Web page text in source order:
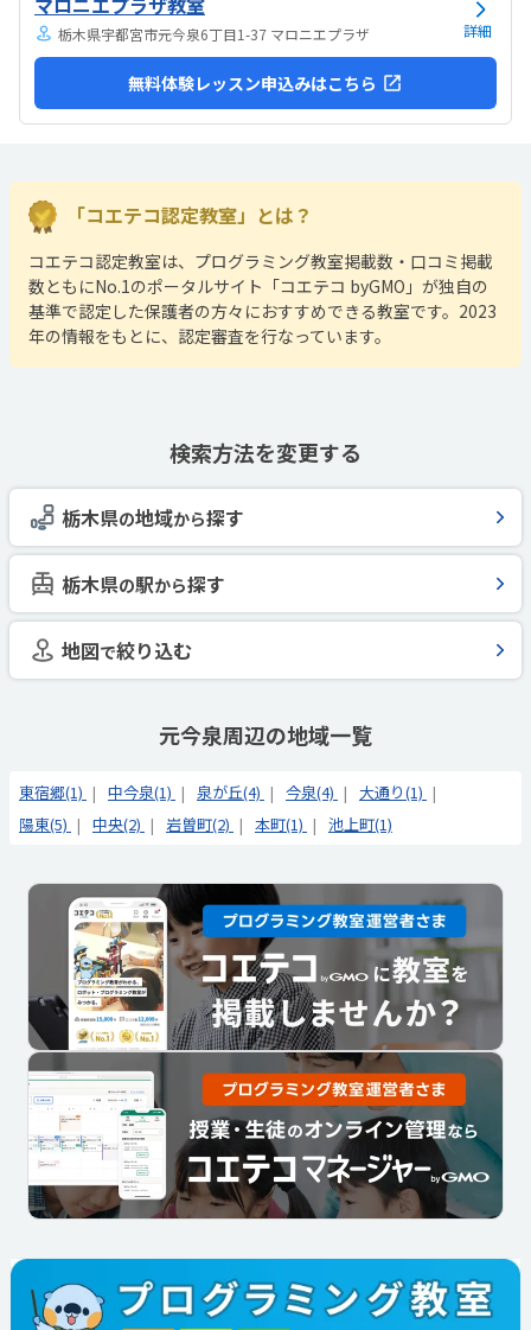
使用出来るので、ゆったりと受講できます。他の方の部品...
栃木県宇都宮市元今泉6丁目1-37 マロニエプラザ 詳細
無料体験レッスン申込みはこちら
「コエテコ認定教室」とは？
コエテコ認定教室は、プログラミング教室掲載数・口コミ掲載
数ともにNo.1のポータルサイト「コエテコ byGMO」が独自の
基準で認定した保護者の方々におすすめできる教室です。2023
年の情報をもとに、認定審査を行なっています。
検索方法を変更する
栃木県の地域から探す
栃木県の駅から探す
地図で絞り込む
元今泉周辺の地域一覧
東宿郷(1) 中今泉(1) 泉が丘(4) 今泉(4)
大通り(1)
陽東(5)
中央(2) 岩曽町(2) 本町(1) 池上町(1)